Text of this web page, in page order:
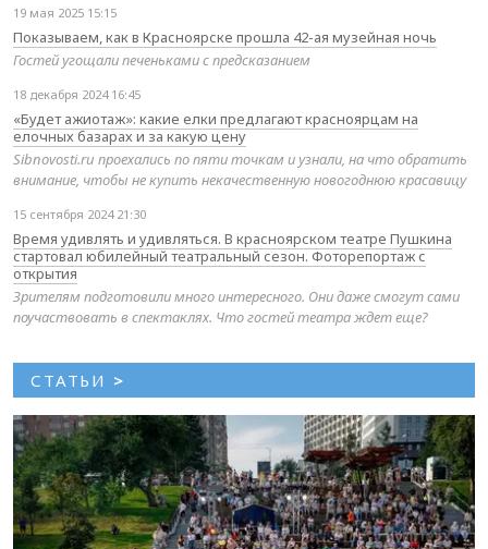
19 мая 2025 15:15
Показываем, как в Красноярске прошла 42-ая музейная ночь
Гостей угощали печеньками с предсказанием
18 декабря 2024 16:45
«Будет ажиотаж»: какие елки предлагают красноярцам на
елочных базарах и за какую цену
Sibnovosti.ru проехались по пяти точкам и узнали, на что обратить
внимание, чтобы не купить некачественную новогоднюю красавицу
15 сентября 2024 21:30
Время удивлять и удивляться. В красноярском театре Пушкина
стартовал юбилейный театральный сезон. Фоторепортаж с
открытия
Зрителям подготовили много интересного. Они даже смогут сами
поучаствовать в спектаклях. Что гостей театра ждет еще?
СТАТЬИ >